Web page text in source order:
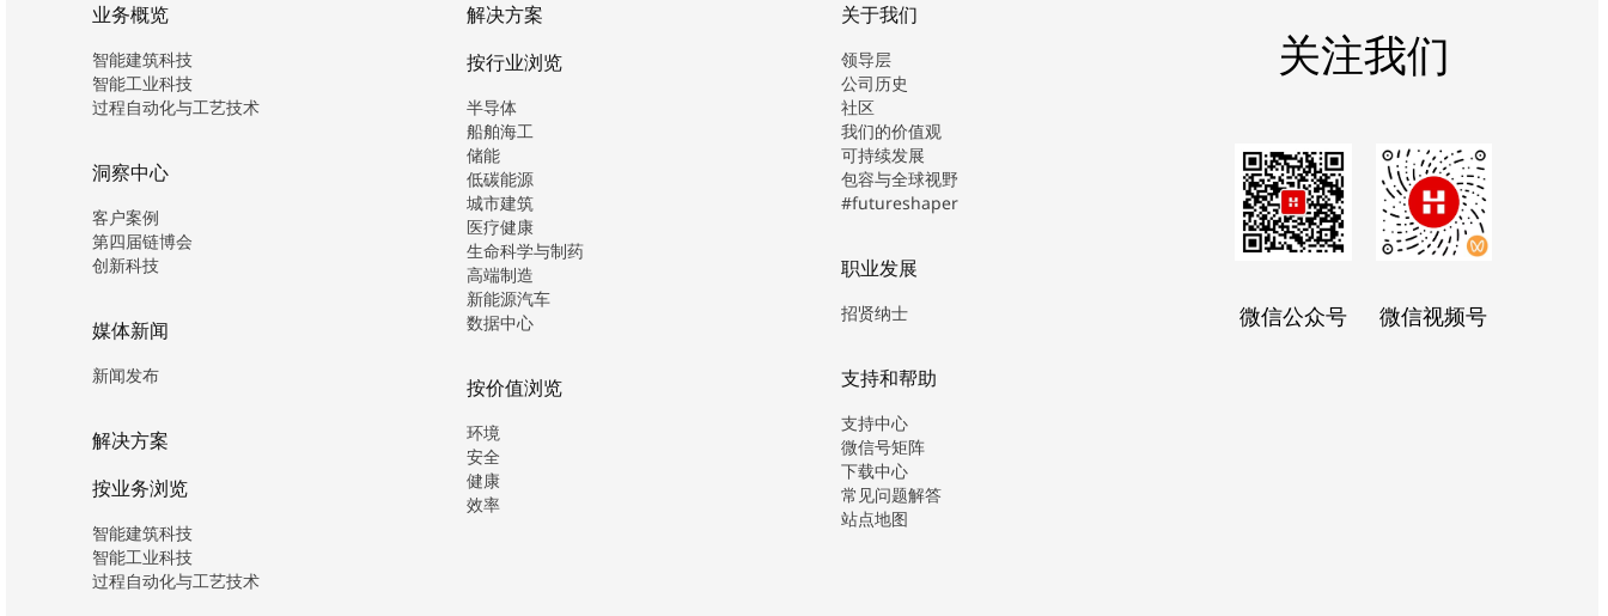
业务概览
智能建筑科技
智能工业科技
过程自动化与工艺技术
洞察中心
客户案例
第四届链博会
创新科技
媒体新闻
新闻发布
解决方案
按业务浏览
智能建筑科技
智能工业科技
过程自动化与工艺技术
解决方案
按行业浏览
半导体
船舶海工
储能
低碳能源
城市建筑
医疗健康
生命科学与制药
高端制造
新能源汽车
数据中心
按价值浏览
环境
安全
健康
效率
关于我们
领导层
公司历史
社区
我们的价值观
可持续发展
包容与全球视野
#futureshaper
职业发展
招贤纳士
支持和帮助
支持中心
微信号矩阵
下载中心
常见问题解答
站点地图
关注我们
微信公众号 微信视频号